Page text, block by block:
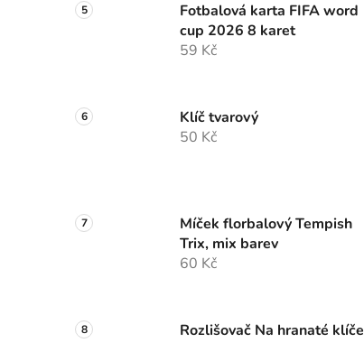
Fotbalová karta FIFA word
cup 2026 8 karet
59 Kč
Klíč tvarový
50 Kč
Míček florbalový Tempish
Trix, mix barev
60 Kč
Rozlišovač Na hranaté klíče